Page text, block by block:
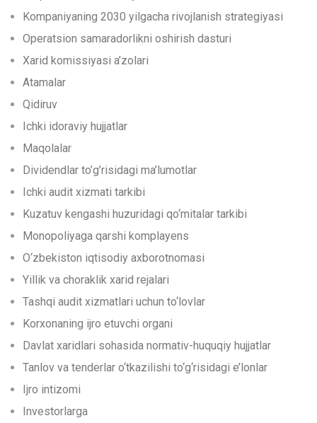
Kompaniyaning 2030 yilgacha rivojlanish strategiyasi
Operatsion samaradorlikni oshirish dasturi
Xarid komissiyasi a’zolari
Atamalar
Qidiruv
Ichki idoraviy hujjatlar
Maqolalar
Dividendlar to’g’risidagi ma’lumotlar
Ichki audit xizmati tarkibi
Kuzatuv kengashi huzuridagi qo‘mitalar tarkibi
Monopoliyaga qarshi komplayens
O‘zbekiston iqtisodiy axborotnomasi
Yillik va choraklik xarid rejalari
Tashqi audit xizmatlari uchun to‘lovlar
Korxonaning ijro etuvchi organi
Davlat xaridlari sohasida normativ-huquqiy hujjatlar
Tanlov va tenderlar o‘tkazilishi to‘g‘risidagi e’lonlar
Ijro intizomi
Investorlarga